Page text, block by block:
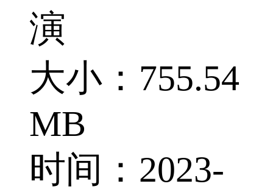
演
大小：755.54
MB
时间：2023-